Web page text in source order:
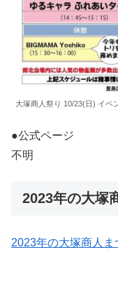
大塚商人祭り 10/23(日) イベ
●公式ページ
不明
2023年の大塚
2023年の大塚商人ま